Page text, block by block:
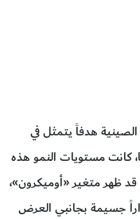
هدفاً يتمثل في
كانت مستويات النمو هذه
ظهر متغير «أوميكرون»،
جسيمة بجانبي العرض